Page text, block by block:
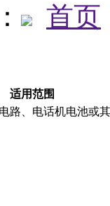
首页
适用范围
路、电话机电池或